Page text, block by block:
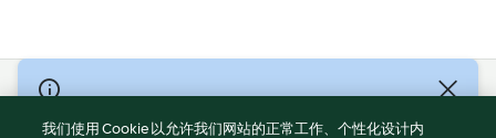
© Copyright 2021-2023 福维克信息科技(上海)有限公司 版权所有
2026
我们使用 Cookie 以允许我们网站的正常工作、个性化设计内